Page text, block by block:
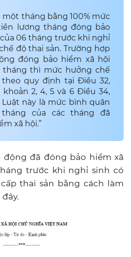
một tháng bằng 100% mức
lương tháng đóng bảo
06 tháng trước khi nghỉ
độ thai sản. Trường hợp
đóng bảo hiểm xã hội
tháng thì mức hưởng chế
quy định tại Điều 32,
khoản 2, 4, 5 và 6 Điều 34,
này là mức bình quân
của các tháng đã
xã hội.”
động đã đóng bảo hiểm xã
trước khi nghỉ sinh có
thai sản bằng cách làm